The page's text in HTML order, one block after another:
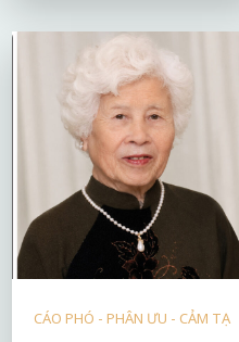
CÁO PHÓ - PHÂN ƯU - CẢM TẠ